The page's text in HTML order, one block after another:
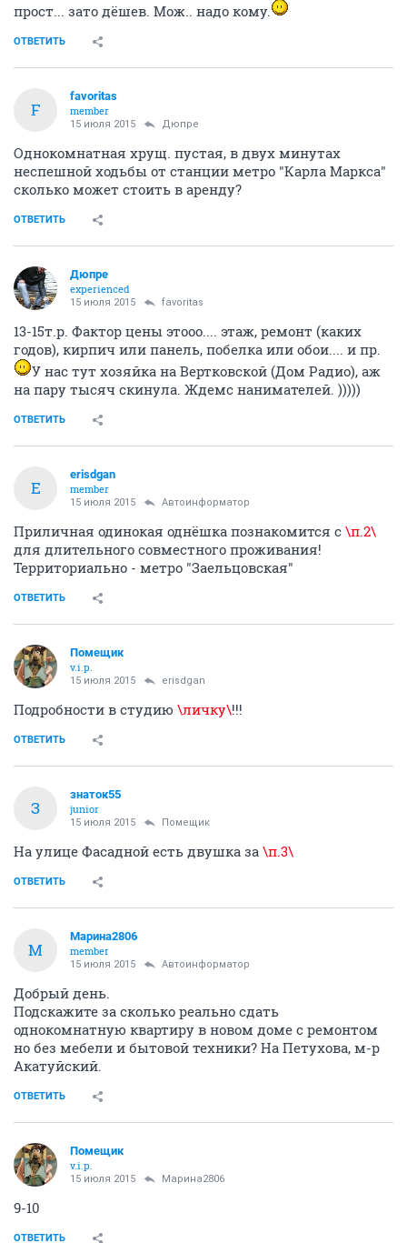
прост... зато дёшев. Мож.. надо кому.
ОТВЕТИТЬ
F
favoritas
member
15 июля 2015 Дюпре
Однокомнатная хрущ. пустая, в двух минутах
неспешной ходьбы от станции метро "Карла Маркса"
сколько может стоить в аренду?
ОТВЕТИТЬ
Дюпре
experienced
15 июля 2015 favoritas
13-15т.р. Фактор цены этооо.... этаж, ремонт (каких
годов), кирпич или панель, побелка или обои.... и пр.
У нас тут хозяйка на Вертковской (Дом Радио), аж
на пару тысяч скинула. Ждемс нанимателей. )))))
ОТВЕТИТЬ
E
erisdgan
member
15 июля 2015 Автоинформатор
Приличная одинокая однёшка познакомится с \п.2\
для длительного совместного проживания!
Территориально - метро "Заельцовская"
ОТВЕТИТЬ
Помещик
v.i.p.
15 июля 2015 erisdgan
Подробности в студию \личку\!!!
ОТВЕТИТЬ
З
знаток55
junior
15 июля 2015 Помещик
На улице Фасадной есть двушка за \п.3\
ОТВЕТИТЬ
М
Марина2806
member
15 июля 2015 Автоинформатор
Добрый день.
Подскажите за сколько реально сдать
однокомнатную квартиру в новом доме с ремонтом
но без мебели и бытовой техники? На Петухова, м-р
Акатуйский.
ОТВЕТИТЬ
Помещик
v.i.p.
15 июля 2015 Марина2806
9-10
ОТВЕТИТЬ